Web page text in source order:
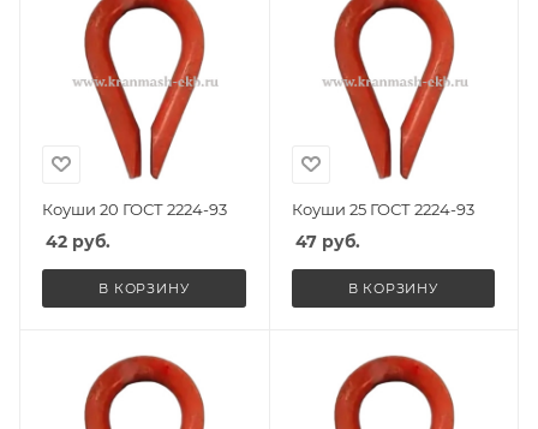
Коуши 20 ГОСТ 2224-93
42 руб.
В КОРЗИНУ
Коуши 25 ГОСТ 2224-93
47руб.
В КОРЗИНУ